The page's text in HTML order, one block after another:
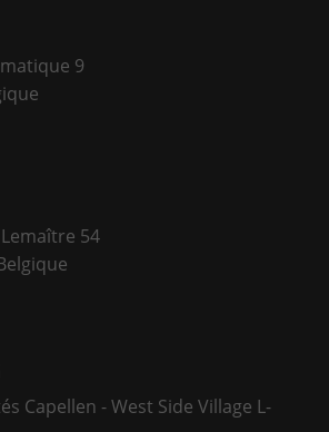
9
54
Capellen - West Side Village L-